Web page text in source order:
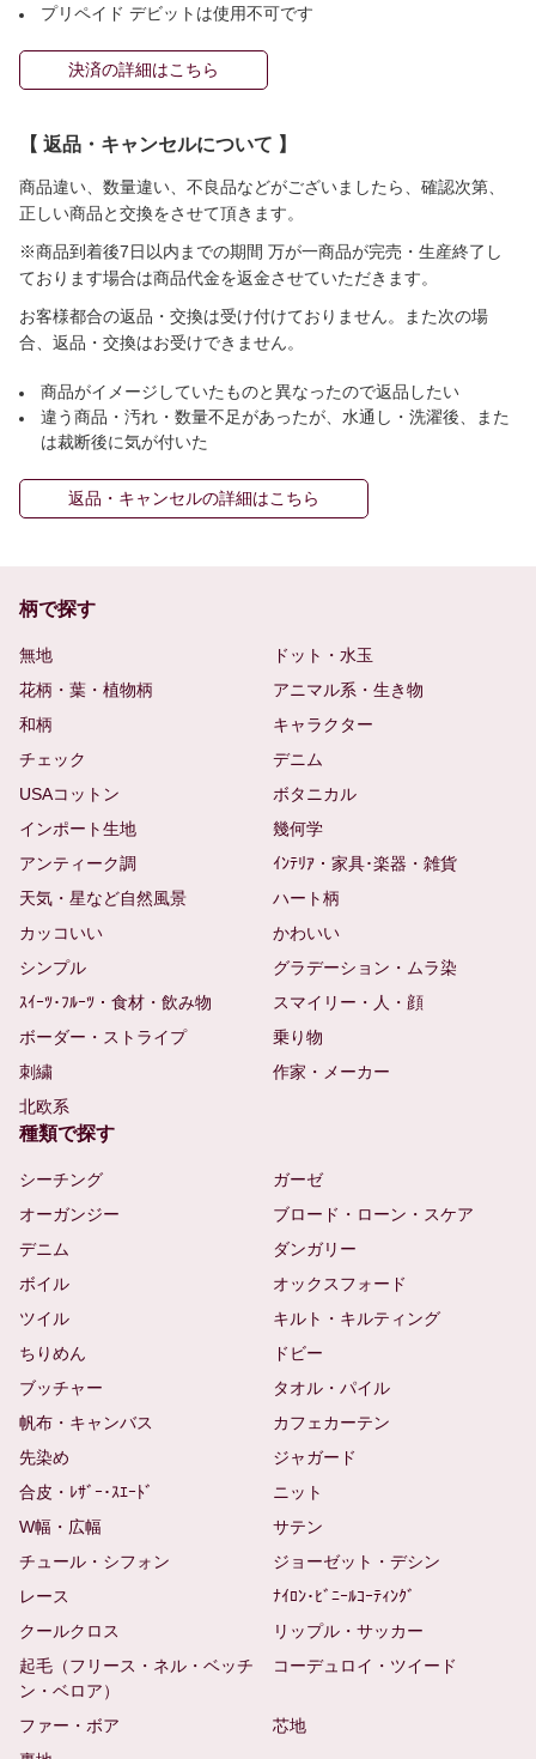
プリペイド デビットは使用不可です
決済の詳細はこちら
【 返品・キャンセルについて 】
商品違い、数量違い、不良品などがございましたら、確認次第、
正しい商品と交換をさせて頂きます。
※商品到着後7日以内までの期間 万が一商品が完売・生産終了し
ております場合は商品代金を返金させていただきます。
お客様都合の返品・交換は受け付けておりません。また次の場
合、返品・交換はお受けできません。
商品がイメージしていたものと異なったので返品したい
違う商品・汚れ・数量不足があったが、水通し・洗濯後、また
は裁断後に気が付いた
返品・キャンセルの詳細はこちら
柄で探す
無地
ドット・水玉
花柄・葉・植物柄
アニマル系・生き物
和柄
キャラクター
チェック
デニム
USAコットン
ボタニカル
インポート生地
幾何学
アンティーク調
ｲﾝﾃﾘｱ・家具･楽器・雑貨
天気・星など自然風景
ハート柄
カッコいい
かわいい
シンプル
グラデーション・ムラ染
ｽｲｰﾂ･ﾌﾙｰﾂ・食材・飲み物
スマイリー・人・顔
ボーダー・ストライプ
乗り物
刺繍
作家・メーカー
北欧系
種類で探す
シーチング
ガーゼ
オーガンジー
ブロード・ローン・スケア
デニム
ダンガリー
ボイル
オックスフォード
ツイル
キルト・キルティング
ちりめん
ドビー
ブッチャー
タオル・パイル
帆布・キャンバス
カフェカーテン
先染め
ジャガード
合皮・ﾚｻﾞｰ･ｽｴｰﾄﾞ
ニット
W幅・広幅
サテン
チュール・シフォン
ジョーゼット・デシン
レース
ﾅｲﾛﾝ･ﾋﾞﾆｰﾙｺｰﾃｨﾝｸﾞ
クールクロス
リップル・サッカー
起毛（フリース・ネル・ベッチ
ン・ベロア）
コーデュロイ・ツイード
ファー・ボア
芯地